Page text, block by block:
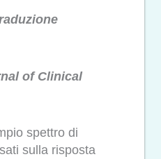
of Clinical
spettro di
sulla risposta